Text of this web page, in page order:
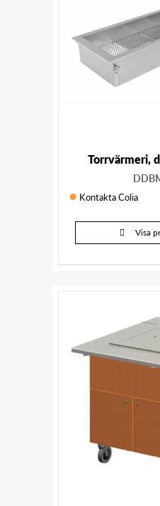
Torrvärmeri,
Kontakta Colia
Visa